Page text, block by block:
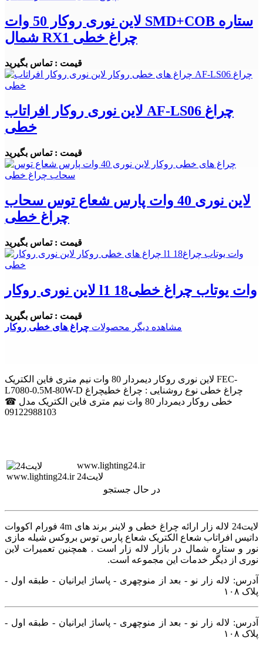
لاین نوری روکار 50 وات SMD+COB ستاره
شمال RX1 چراغ خطی
قیمت : تماس بگیرید
لاین نوری روکار افراتاب AF-LS06 چراغ
خطی
قیمت : تماس بگیرید
لاین نوری 40 وات پارس شعاع توس سحاب
چراغ خطی
قیمت : تماس بگیرید
لاین نوری روکار l1 18وات یوتاب چراغ خطی
قیمت : تماس بگیرید
مشاهده دیگر محصولات چراغ های خطی روکار
لاین نوری روکار دیمردار 80 وات نیم متری فاین الکتریک FEC-
L7080-0.5M-80W-D چراغ خطی نوع روشنایی : چراغ خطیچراغ
خطی روکار دیمردار 80 وات نیم متری فاین الکتریک مدل ☎
09122988103
www.lighting24.ir
لایت24
در حال جستجو
لایت24 لاله زار ارائه چراغ خطی و لاینر برند های 4m فورام اکووات
داتیس افراتاب شعاع الکتریک شعاع پارس توس بروکس شیله مازی
نور و ستاره شمال در بازار لاله زار است . همچنین تعمیرات لاین
نوری از دیگر خدمات این مجموعه است.
آدرس: لاله زار نو - بعد از منوچهری - پاساژ ایرانیان - طبقه اول -
پلاک ۱۰۸
آدرس: لاله زار نو - بعد از منوچهری - پاساژ ایرانیان - طبقه اول -
پلاک ۱۰۸